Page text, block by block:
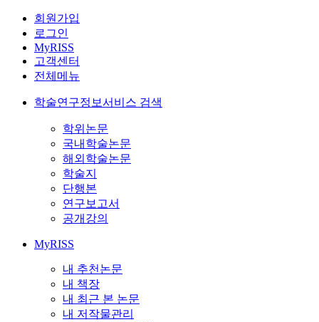
회원가입
로그인
MyRISS
고객센터
전체메뉴
학술연구정보서비스 검색
학위논문
국내학술논문
해외학술논문
학술지
단행본
연구보고서
공개강의
MyRISS
내 추천논문
내 책장
내 최근 본 논문
내 저작물관리